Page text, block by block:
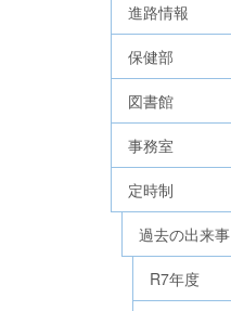
進路情報
保健部
図書館
事務室
定時制
過去の出来事
R7年度